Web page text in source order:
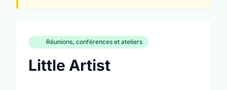
Réunions, conférences et ateliers
Little Artist